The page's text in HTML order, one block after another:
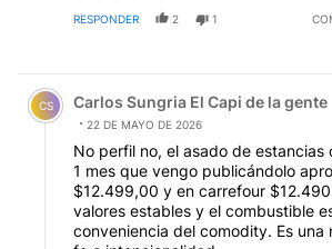
RESPONDER 2 1
Comentario de Carlos Sungria El
CS Carlos Sungria El Capi de la gente
22 DE MAYO DE 2026
No perfil no, el asado de estancias
1 mes que vengo publicándolo
$12.499,00 y en carrefour
valores estables y el combustible
conveniencia del comodity. Es una